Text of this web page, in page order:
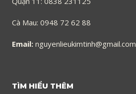
Cà Mau: 0948 72 62 88
Email: nguyenlieukimtinh@gmail.com
TÌM HIỂU THÊM